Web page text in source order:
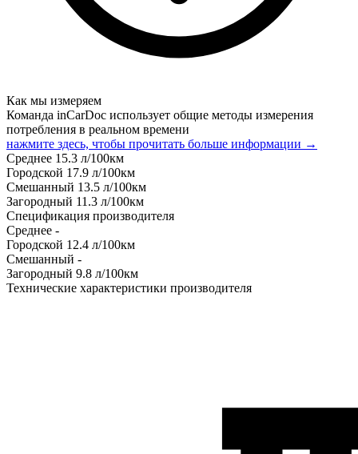
Как мы измеряем
Команда inCarDoc использует общие методы измерения
потребления в реальном времени
нажмите здесь, чтобы прочитать больше информации →
Среднее 15.3 л/100км
Городской 17.9 л/100км
Смешанный 13.5 л/100км
Загородный 11.3 л/100км
Спецификация производителя
Среднее -
Городской 12.4 л/100км
Смешанный -
Загородный 9.8 л/100км
Технические характеристики производителя